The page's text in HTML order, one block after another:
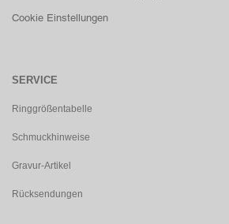
Cookie Einstellungen
SERVICE
Ringgrößentabelle
Schmuckhinweise
Gravur-Artikel
Rücksendungen